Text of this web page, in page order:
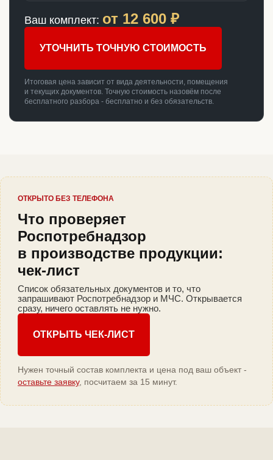
Ваш комплект: от 12 600 ₽
УТОЧНИТЬ ТОЧНУЮ СТОИМОСТЬ
Итоговая цена зависит от вида деятельности, помещения
и текущих документов. Точную стоимость назовём после
бесплатного разбора - бесплатно и без обязательств.
ОТКРЫТО БЕЗ ТЕЛЕФОНА
Что проверяет
Роспотребнадзор
в производстве продукции:
чек-лист
Список обязательных документов и то, что
запрашивают Роспотребнадзор и МЧС. Открывается
сразу, ничего оставлять не нужно.
ОТКРЫТЬ ЧЕК-ЛИСТ
Нужен точный состав комплекта и цена под ваш объект -
оставьте заявку, посчитаем за 15 минут.